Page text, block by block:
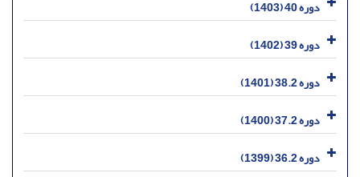
دوره 40 (1403)
دوره 39 (1402)
دوره 38.2 (1401)
دوره 37.2 (1400)
دوره 36.2 (1399)